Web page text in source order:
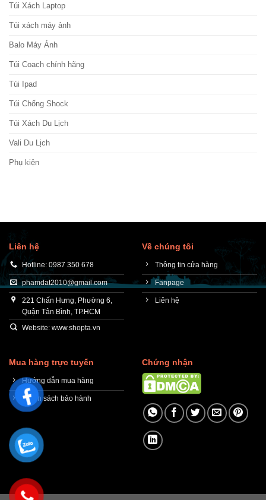
Túi Xách Laptop
Túi xách máy ảnh
Balo Máy Ảnh
Túi Coach chính hãng
Túi Ipad
Túi Chống Shock
Túi Xách Du Lịch
Vali Du Lịch
Phụ kiện
Liên hệ
Hotline: 0987 350 678
phamdat2010@gmail.com
221 Chấn Hưng, Phường 6,
Quận Tân Bình, TP.HCM
Website: www.shopta.vn
Về chúng tôi
Thông tin cửa hàng
Fanpage
Liên hệ
Mua hàng trực tuyến
Hướng dẫn mua hàng
Chính sách bảo hành
Chứng nhận